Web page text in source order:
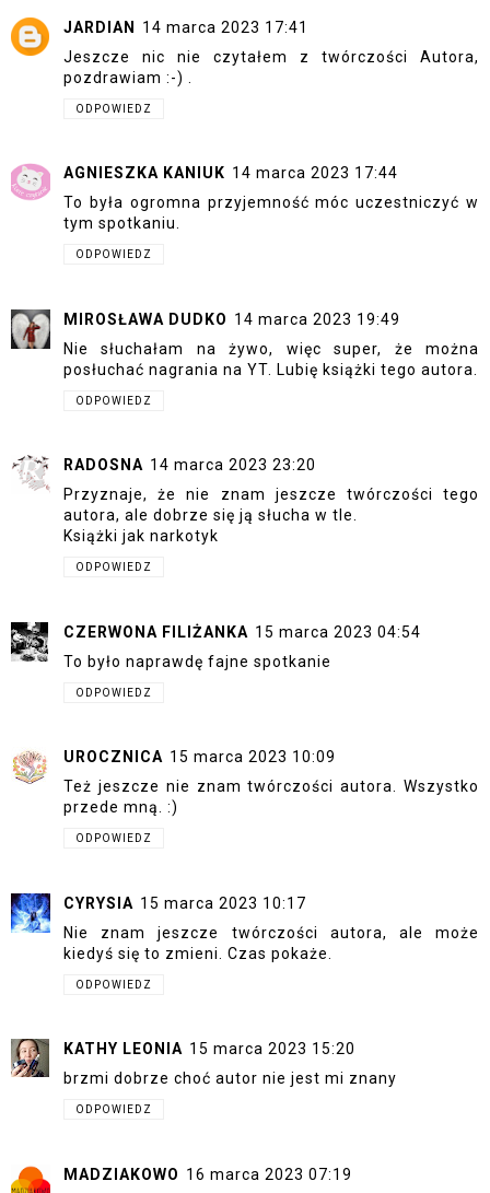
JARDIAN 14 marca 2023 17:41
Jeszcze nic nie czytałem z twórczości Autora,
pozdrawiam :-) .
ODPOWIEDZ
AGNIESZKA KANIUK 14 marca 2023 17:44
To była ogromna przyjemność móc uczestniczyć w
tym spotkaniu.
ODPOWIEDZ
MIROSŁAWA DUDKO 14 marca 2023 19:49
Nie słuchałam na żywo, więc super, że można
posłuchać nagrania na YT. Lubię książki tego autora.
ODPOWIEDZ
RADOSNA 14 marca 2023 23:20
Przyznaje, że nie znam jeszcze twórczości tego
autora, ale dobrze się ją słucha w tle.
Książki jak narkotyk
ODPOWIEDZ
CZERWONA FILIŻANKA 15 marca 2023 04:54
To było naprawdę fajne spotkanie
ODPOWIEDZ
UROCZNICA 15 marca 2023 10:09
Też jeszcze nie znam twórczości autora. Wszystko
przede mną. :)
ODPOWIEDZ
CYRYSIA 15 marca 2023 10:17
Nie znam jeszcze twórczości autora, ale może
kiedyś się to zmieni. Czas pokaże.
ODPOWIEDZ
KATHY LEONIA 15 marca 2023 15:20
brzmi dobrze choć autor nie jest mi znany
ODPOWIEDZ
MADZIAKOWO 16 marca 2023 07:19